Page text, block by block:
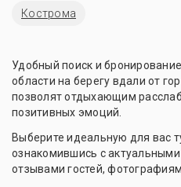
Кострома
Удобный поиск и
области на берегу вдали от
позволят отдыхающим
позитивных эмоций.
Выберите идеальную для вас
ознакомившись с
отзывами гостей,